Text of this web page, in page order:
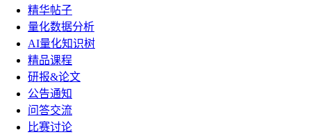
精华帖子
量化数据分析
AI量化知识树
精品课程
研报&论文
公告通知
问答交流
比赛讨论